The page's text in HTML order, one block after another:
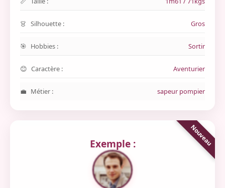
Silhouette : Gros
Hobbies : Sortir
Caractère : Aventurier
Métier : sapeur pompier
Exemple :